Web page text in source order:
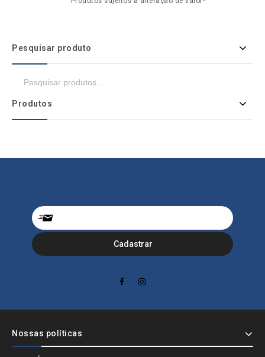
Pesquisar produto
Produtos
Nossas políticas